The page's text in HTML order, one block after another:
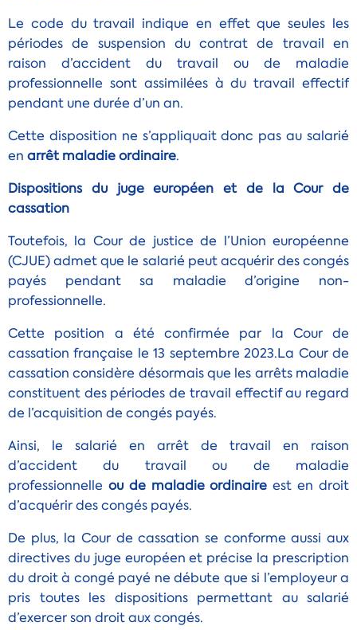
Le code du travail indique en effet que seules les
périodes de suspension du contrat de travail en
raison d’accident du travail ou de maladie
professionnelle sont assimilées à du travail effectif
pendant une durée d’un an.
Cette disposition ne s’appliquait donc pas au salarié
en arrêt maladie ordinaire.
Dispositions du juge européen et de la Cour de
cassation
Toutefois, la Cour de justice de l’Union européenne
(CJUE) admet que le salarié peut acquérir des congés
payés pendant sa maladie d’origine non-
professionnelle.
Cette position a été confirmée par la Cour de
cassation française le 13 septembre 2023.La Cour de
cassation considère désormais que les arrêts maladie
constituent des périodes de travail effectif au regard
de l’acquisition de congés payés.
Ainsi, le salarié en arrêt de travail en raison
d’accident du travail ou de maladie
professionnelle ou de maladie ordinaire est en droit
d’acquérir des congés payés.
De plus, la Cour de cassation se conforme aussi aux
directives du juge européen et précise la prescription
du droit à congé payé ne débute que si l’employeur a
pris toutes les dispositions permettant au salarié
d’exercer son droit aux congés.